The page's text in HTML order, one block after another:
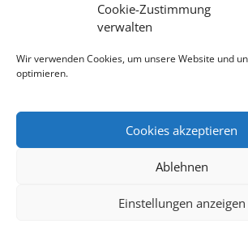
Cookie-Zustimmung
verwalten
Wir verwenden Cookies, um unsere Website und
optimieren.
Cookies akzeptieren
Ablehnen
Einstellungen anzeigen